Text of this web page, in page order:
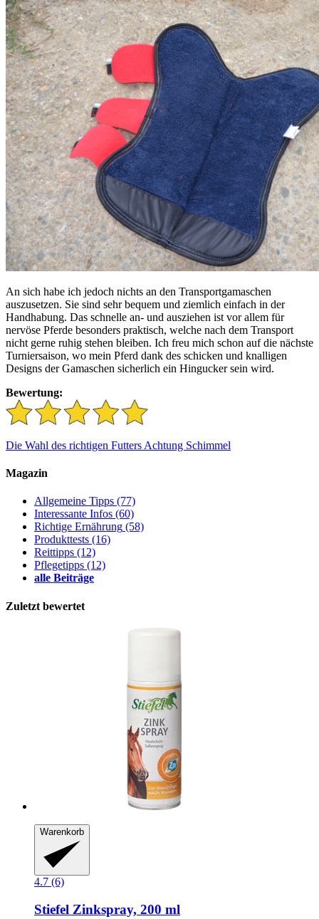
An sich habe ich jedoch nichts an den Transportgamaschen
auszusetzen. Sie sind sehr bequem und ziemlich einfach in der
Handhabung. Das schnelle an- und ausziehen ist vor allem für
nervöse Pferde besonders praktisch, welche nach dem Transport
nicht gerne ruhig stehen bleiben. Ich freu mich schon auf die nächste
Turniersaison, wo mein Pferd dank des schicken und knalligen
Designs der Gamaschen sicherlich ein Hingucker sein wird.
Bewertung:
Die Wahl des richtigen Futters Achtung Schimmel
Magazin
Allgemeine Tipps (77)
Interessante Infos (60)
Richtige Ernährung (58)
Produkttests (16)
Reittipps (12)
Pflegetipps (12)
alle Beiträge
Zuletzt bewertet
Warenkorb
4.7 (6)
Stiefel Zinkspray, 200 ml